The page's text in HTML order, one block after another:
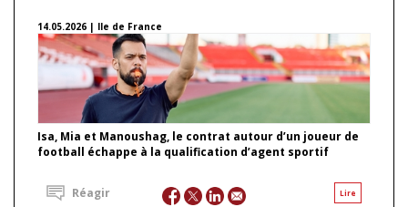
14.05.2026 | Ile de France
Isa, Mia et Manoushag, le contrat autour d’un joueur de
football échappe à la qualification d’agent sportif
Lire
Réagir